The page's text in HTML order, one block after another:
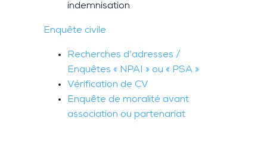
indemnisation
Enquête civile
Recherches d’adresses /
Enquêtes « NPAI » ou « PSA »
Vérification de CV
Enquête de moralité avant
association ou partenariat